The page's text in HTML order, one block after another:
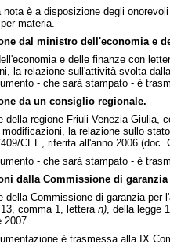
nota è a disposizione degli
materia.
dal ministro dell'economia e
e delle finanze con
la relazione sull'attività svolta
- che sarà stampato - è
da un consiglio regionale.
della regione Friuli Venezia
la relazione sullo
CEE, riferita all'anno 2006 (doc.
- che sarà stampato - è
dalla Commissione di
della Commissione di garanzia
comma 1, lettera n), della legge
è trasmessa alla IX